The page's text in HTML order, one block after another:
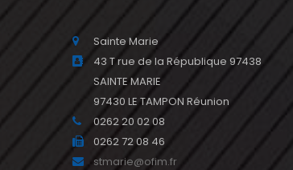
Sainte Marie
43 T rue de la République 97438
SAINTE MARIE
97430 LE TAMPON Réunion
0262 20 02 08
0262 72 08 46
stmarie@ofim.fr